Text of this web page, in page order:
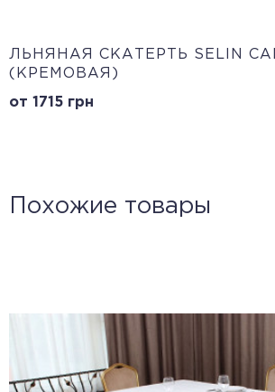
ЛЬНЯНАЯ СКАТЕРТЬ SELIN
(КРЕМОВАЯ)
от 1715 грн
Похожие товары